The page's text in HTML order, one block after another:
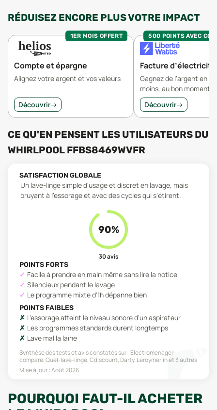
RÉDUISEZ ENCORE PLUS VOTRE IMPACT
1ER MOIS OFFERT
Compte et épargne
Alignez votre argent et vos valeurs
Découvrir→
500 POINTS AVEC
Facture d’électricité
Gagnez de l'argent en
moins, au bon moment.
Découvrir→
CE QU'EN PENSENT LES UTILISATEURS DU
WHIRLPOOL FFBS8469WVFR
SATISFACTION GLOBALE
Un lave-linge simple d'usage et discret en lavage, mais
bruyant à l'essorage et avec des cycles qui s'étirent.
90%
30avis
POINTS FORTS
Facile à prendre en main même sans lire la notice
Silencieux pendant le lavage
Le programme mixte d'1h dépanne bien
POINTS FAIBLES
L'essorage atteint le niveau sonore d'un aspirateur
Les programmes standards durent longtemps
Lave mal la laine
Synthèse des tests et avis constatés sur : Electromenager-
compare, Quel-lave-linge, Cdiscount, Darty, Leroymerlinet 3 autres
Mise à jour :Août 2026
POURQUOI FAUT-IL ACHETER